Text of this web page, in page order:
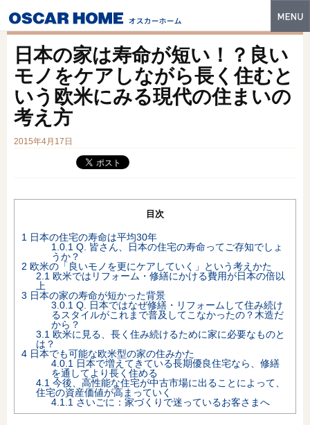
特長
性能・技術
商品ラインナップ
フォトギャラリー
販売中の物件
スマートセレクト
土地情報
オンライン相談会
日本の家は寿命が短い！？良い
モノをケアしながら長く住むと
いう欧米にみる現代の住まいの
考え方
2015年4月17日
目次
1 日本の住宅の寿命は平均30年
1.0.1 Q. 皆さん、日本の住宅の寿命ってご存知でしょ
うか？
2 欧米の「良いモノを更にケアしていく」という考えかた
2.1 欧米ではリフォーム・修繕にかける費用が日本の倍以
上
3 日本の家の寿命が短かった背景
3.0.1 Q. 日本ではなぜ修繕・リフォームして住み続け
るスタイルがこれまで普及してこなかったの？木造だ
から？
3.1 欧米に見る、長く住み続けるために家に必要なものと
は？
4 日本でも可能な欧米型の家の住みかた
4.0.1 日本で増えてきている長期優良住宅なら、修繕
を通してより長く住める
4.1 今後、高性能な住宅が中古市場に出ることによって、
住宅の資産価値が高まっていく
4.1.1 さいごに：家づくりで迷っているお客さまへ